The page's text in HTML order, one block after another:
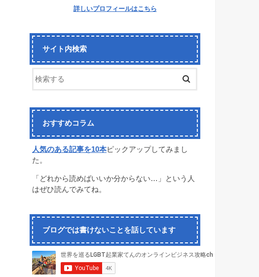
詳しいプロフィールはこちら
サイト内検索
おすすめコラム
人気のある記事を10本ピックアップしてみまし
た。
「どれから読めばいいか分からない…」という人
はぜひ読んでみてね。
ブログでは書けないことを話しています